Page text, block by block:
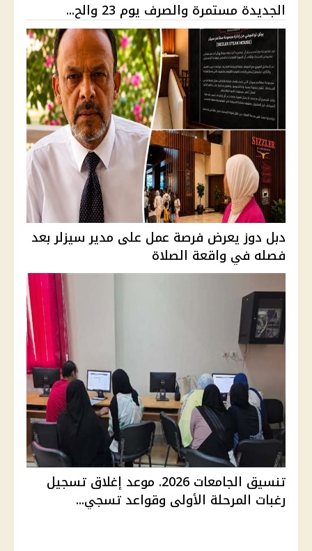
الجديدة مستمرة والصرف يوم 23 والح...
دبل دوز يعرض فرصة عمل على مدير سيزلر بعد
فصله في واقعة الصلاة
تنسيق الجامعات 2026. موعد إغلاق تسجيل
رغبات المرحلة الأولى وقواعد تسجي...